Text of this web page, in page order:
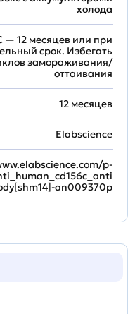
холода
— 12 месяцев или при
срок. Избегать
замораживания/
оттаивания
12 месяцев
Elabscience
p-
an009370p